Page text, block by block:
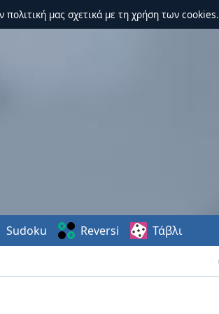
πολιτική μας σχετικά με τη χρήση των cookies.
Sudoku Reversi Τάβλι